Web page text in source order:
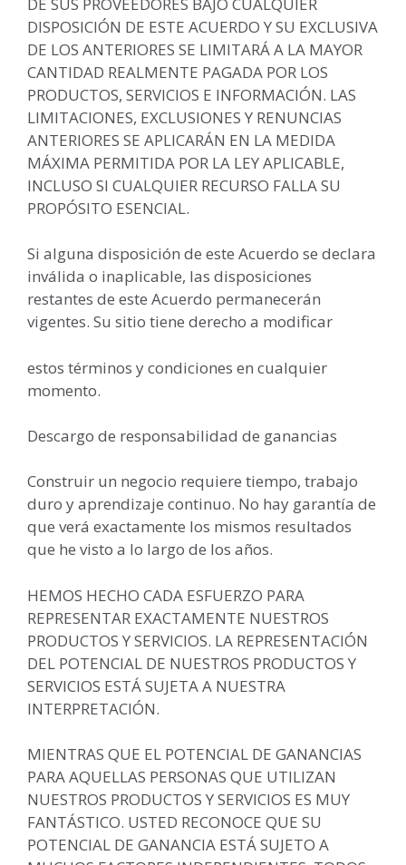
DISPOSICIÓN DE ESTE ACUERDO Y SU EXCLUSIVA
DE LOS ANTERIORES SE LIMITARÁ A LA MAYOR
CANTIDAD REALMENTE PAGADA POR LOS
PRODUCTOS, SERVICIOS E INFORMACIÓN. LAS
LIMITACIONES, EXCLUSIONES Y RENUNCIAS
ANTERIORES SE APLICARÁN EN LA MEDIDA
MÁXIMA PERMITIDA POR LA LEY APLICABLE,
INCLUSO SI CUALQUIER RECURSO FALLA SU
PROPÓSITO ESENCIAL.
Si alguna disposición de este Acuerdo se declara
inválida o inaplicable, las disposiciones
restantes de este Acuerdo permanecerán
vigentes. Su sitio tiene derecho a modificar
estos términos y condiciones en cualquier
momento.
Descargo de responsabilidad de ganancias
Construir un negocio requiere tiempo, trabajo
duro y aprendizaje continuo. No hay garantía de
que verá exactamente los mismos resultados
que he visto a lo largo de los años.
HEMOS HECHO CADA ESFUERZO PARA
REPRESENTAR EXACTAMENTE NUESTROS
PRODUCTOS Y SERVICIOS. LA REPRESENTACIÓN
DEL POTENCIAL DE NUESTROS PRODUCTOS Y
SERVICIOS ESTÁ SUJETA A NUESTRA
INTERPRETACIÓN.
MIENTRAS QUE EL POTENCIAL DE GANANCIAS
PARA AQUELLAS PERSONAS QUE UTILIZAN
NUESTROS PRODUCTOS Y SERVICIOS ES MUY
FANTÁSTICO. USTED RECONOCE QUE SU
POTENCIAL DE GANANCIA ESTÁ SUJETO A